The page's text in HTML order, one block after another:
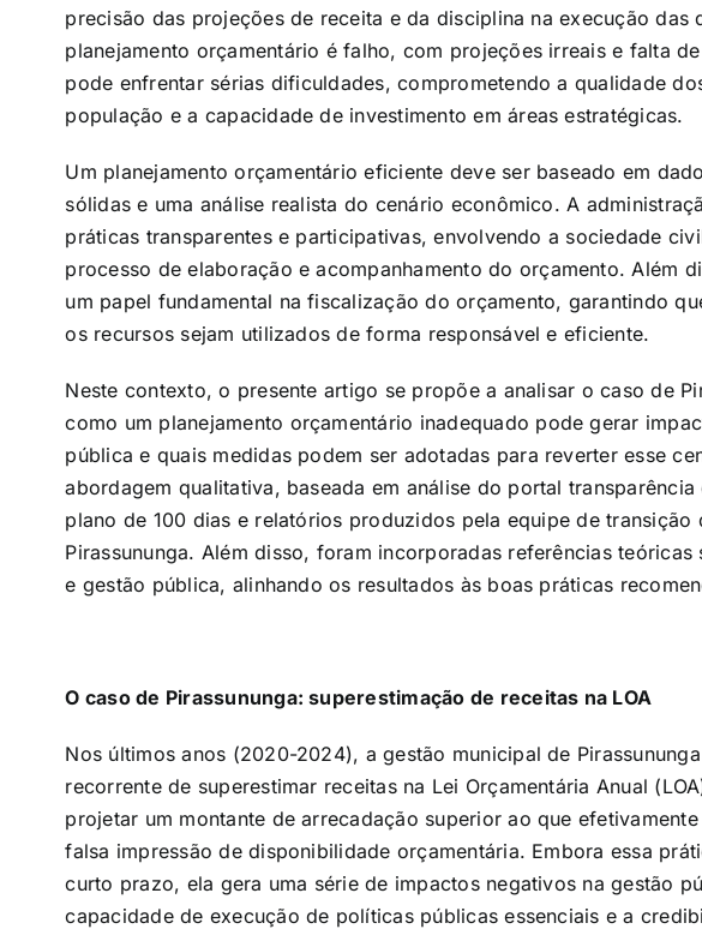
precisão das projeções de receita e da disciplina na execução das
planejamento orçamentário é falho, com projeções irreais e falta
pode enfrentar sérias dificuldades, comprometendo a qualidade
população e a capacidade de investimento em áreas estratégicas.
Um planejamento orçamentário eficiente deve ser baseado em
sólidas e uma análise realista do cenário econômico. A
práticas transparentes e participativas, envolvendo a sociedade
processo de elaboração e acompanhamento do orçamento. Além
um papel fundamental na fiscalização do orçamento, garantindo
os recursos sejam utilizados de forma responsável e eficiente.
Neste contexto, o presente artigo se propõe a analisar o caso de
como um planejamento orçamentário inadequado pode gerar
pública e quais medidas podem ser adotadas para reverter esse
abordagem qualitativa, baseada em análise do portal transparência
plano de 100 dias e relatórios produzidos pela equipe de transição
Pirassununga. Além disso, foram incorporadas referências
e gestão pública, alinhando os resultados às boas práticas
O caso de Pirassununga: superestimação de receitas na LOA
Nos últimos anos (2020-2024), a gestão municipal de
recorrente de superestimar receitas na Lei Orçamentária Anual
projetar um montante de arrecadação superior ao que
falsa impressão de disponibilidade orçamentária. Embora essa
curto prazo, ela gera uma série de impactos negativos na gestão
capacidade de execução de políticas públicas essenciais e a